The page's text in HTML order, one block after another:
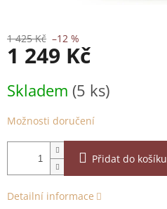
1 425 Kč –12 %
1 249 Kč
cena:
Skladem (5 ks)
Možnosti doručení
Přidat do košíku
Detailní informace